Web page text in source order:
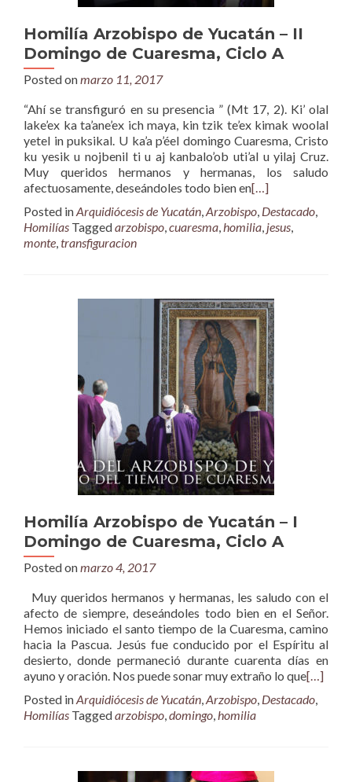
Homilía Arzobispo de Yucatán – II
Domingo de Cuaresma, Ciclo A
Posted onmarzo 11, 2017
“Ahí se transfiguró en su presencia ” (Mt 17, 2). Ki’ olal
lake’ex ka ta’ane’ex ich maya, kin tzik te’ex kimak woolal
yetel in puksikal. U ka’a p’éel domingo Cuaresma, Cristo
ku yesik u nojbenil ti u aj kanbalo’ob uti’al u yilaj Cruz.
Muy queridos hermanos y hermanas, los saludo
afectuosamente, deseándoles todo bien en[…]
Posted inArquidiócesis de Yucatán,Arzobispo, Destacado,
Homilías Taggedarzobispo,cuaresma,homilia, jesus,
monte,transfiguracion
Homilía Arzobispo de Yucatán – I
Domingo de Cuaresma, Ciclo A
Posted onmarzo 4, 2017
Muy queridos hermanos y hermanas, les saludo con el
afecto de siempre, deseándoles todo bien en el Señor.
Hemos iniciado el santo tiempo de la Cuaresma, camino
hacia la Pascua. Jesús fue conducido por el Espíritu al
desierto, donde permaneció durante cuarenta días en
ayuno y oración. Nos puede sonar muy extraño lo que[…]
Posted inArquidiócesis de Yucatán,Arzobispo, Destacado,
Homilías Taggedarzobispo,domingo,homilia